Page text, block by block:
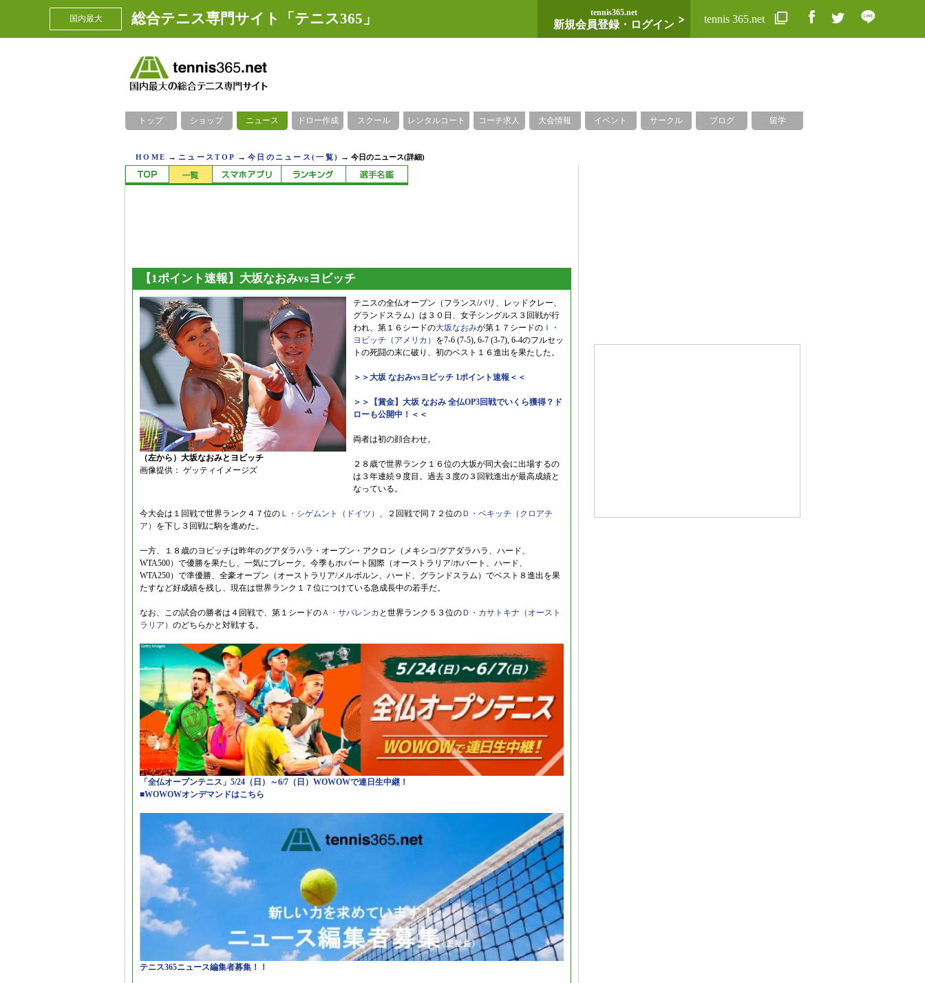
国内最大 総合テニス専門サイト「テニス365」 tennis365.net
新規会員登録・ログイン tennis 365.net
トップ ショップ ニュース ドロー作成 スクール レンタルコート コーチ求人 大会情報 イベント サークル ブログ 留学
HOME → ニュースTOP →今日のニュース(一覧) →今日のニュース(詳細)
【1ポイント速報】大坂なおみvsヨビッチ
（左から）大坂なおみとヨビッチ
画像提供： ゲッティイメージズ
テニスの全仏オープン（フランス/パリ、レッドクレー、
グランドスラム）は３０日、女子シングルス３回戦が行
われ、第１６シードの大坂なおみが第１７シードの Ｉ・
ヨビッチ（アメリカ） を7-6 (7-5), 6-7 (3-7), 6-4のフルセッ
トの死闘の末に破り、初のベスト１６進出を果たした。
＞＞大坂 なおみvsヨビッチ 1ポイント速報＜＜
＞＞【賞金】大坂 なおみ 全仏OP3回戦でいくら獲得？ド
ローも公開中！＜＜
両者は初の顔合わせ。
２８歳で世界ランク１６位の大坂が同大会に出場するの
は３年連続９度目。過去３度の３回戦進出が最高成績と
なっている。
今大会は１回戦で世界ランク４７位の Ｌ・シゲムント（ドイツ） 、２回戦で同７２位のＤ・ベキッチ（クロアチ
ア） を下し３回戦に駒を進めた。
一方、１８歳のヨビッチは昨年のグアダラハラ・オープン・アクロン（メキシコ/グアダラハラ、ハード、
WTA500）で優勝を果たし、一気にブレーク。今季もホバート国際（オーストラリア/ホバート、ハード、
WTA250）で準優勝、全豪オープン（オーストラリア/メルボルン、ハード、グランドスラム）でベスト８進出を果
たすなど好成績を残し、現在は世界ランク１７位につけている急成長中の若手だ。
なお、この試合の勝者は４回戦で、第１シードのＡ・サバレンカ と世界ランク５３位のＤ・カサトキナ（オースト
ラリア） のどちらかと対戦する。
「全仏オープンテニス」5/24（日）～6/7（日）WOWOWで連日生中継！
■WOWOWオンデマンドはこちら
テニス365ニュース編集者募集！！